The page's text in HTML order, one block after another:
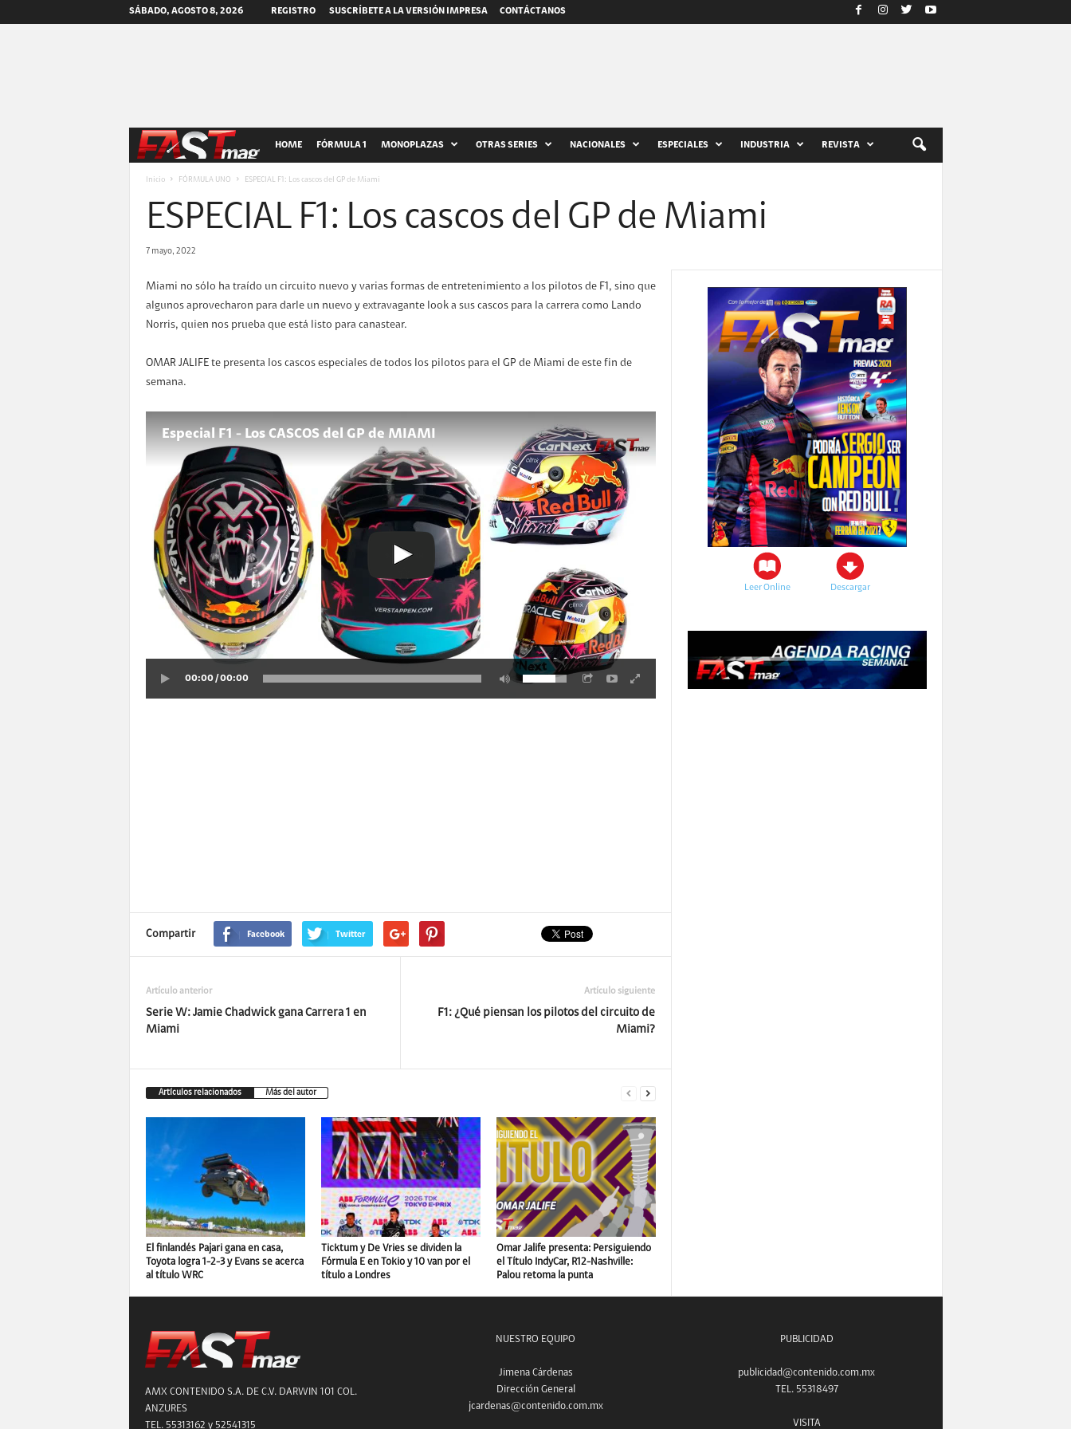
SÁBADO, AGOSTO 8, 2026 REGISTRO SUSCRÍBETE A LA VERSIÓN IMPRESA CONTÁCTANOS
A
S
m
HOME FÓRMULA 1 MONOPLAZAS OTRAS SERIES NACIONALES ESPECIALES INDUSTRIA REVISTA
Inicio FÓRMULA UNO ESPECIAL F1: Los cascos del GP de Miami
ESPECIAL F1: Los cascos del GP de Miami
7 mayo, 2022
Miami no sólo ha traído un circuito nuevo y varias formas de entretenimiento a los pilotos de F1, sino que
algunos aprovecharon para darle un nuevo y extravagante look a sus cascos para la carrera como Lando
Norris, quien nos prueba que está listo para canastear.
OMAR JALIFE te presenta los cascos especiales de todos los pilotos para el GP de Miami de este fin de
semana.
00:00 / 00:00
Especial F1 - Los CASCOS del GP de MIAMI
Compartir Facebook Twitter
Artículo anterior
Serie W: Jamie Chadwick gana Carrera 1 en
Miami
Artículo siguiente
F1: ¿Qué piensan los pilotos del circuito de
Miami?
Artículos relacionados Más del autor
El finlandés Pajari gana en casa,
Toyota logra 1-2-3 y Evans se acerca
al título WRC
Ticktum y De Vries se dividen la
Fórmula E en Tokio y 10 van por el
título a Londres
Omar Jalife presenta: Persiguiendo
el Título IndyCar, R12-Nashville:
Palou retoma la punta
Leer Online Descargar
AMX CONTENIDO S.A. DE C.V. DARWIN 101 COL.
ANZURES
TEL. 55313162 y 52541315
NUESTRO EQUIPO
Jimena Cárdenas
Dirección General
jcardenas@contenido.com.mx
PUBLICIDAD
publicidad@contenido.com.mx
TEL. 55318497
VISITA